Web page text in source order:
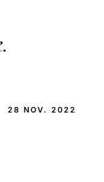
.
28 NOV. 2022